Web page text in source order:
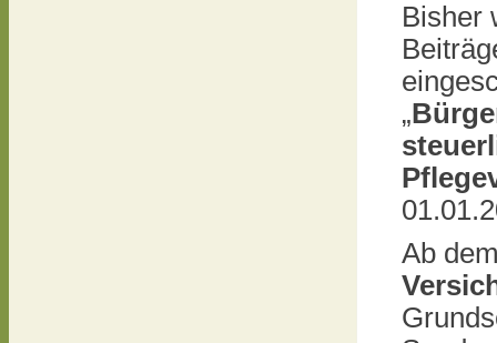
Bisher
„
Ab